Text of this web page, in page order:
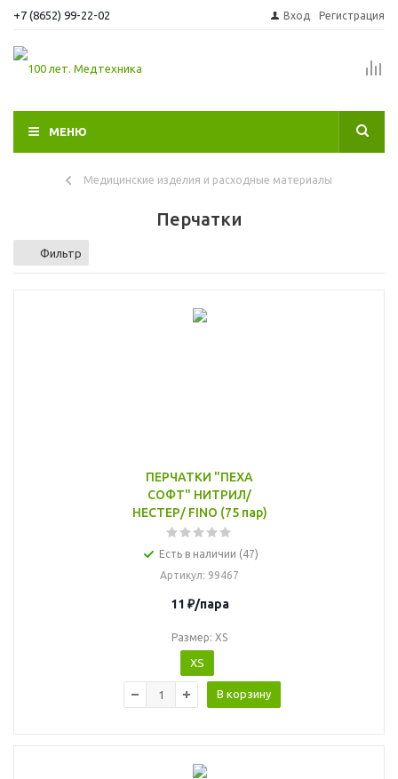
+7 (8652) 99-22-02 Вход Регистрация
МЕНЮ
Медицинские изделия и расходные материалы
Перчатки
Фильтр
ПЕРЧАТКИ "ПЕХА
СОФТ" НИТРИЛ/
НЕСТЕР/ FINO (75 пар)
Есть в наличии (47)
Артикул: 99467
11 ₽/пара
Размер: XS
XS
В корзину